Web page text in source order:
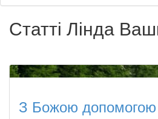
Статті Лінда
З Божою допомогою